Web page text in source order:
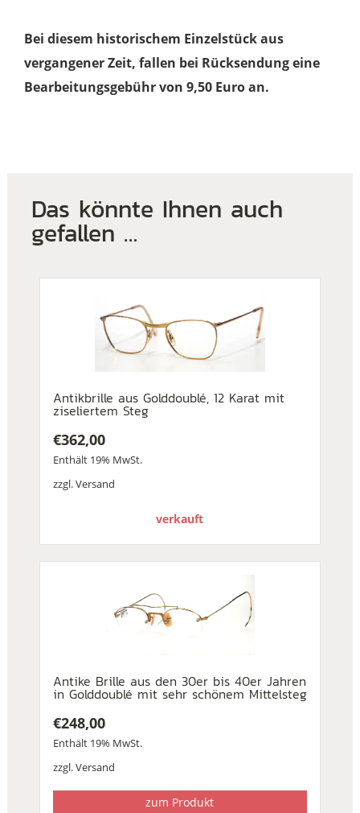
Bei diesem historischem Einzelstück aus
vergangener Zeit, fallen bei Rücksendung eine
Bearbeitungsgebühr von 9,50 Euro an.
Das könnte Ihnen auch
gefallen …
Antikbrille aus Golddoublé, 12 Karat mit
ziseliertem Steg
€362,00
Enthält 19% MwSt.
zzgl.Versand
verkauft
Antike Brille aus den 30er bis 40er Jahren
in Golddoublé mit sehr schönem Mittelsteg
€248,00
Enthält 19% MwSt.
zzgl.Versand
zum Produkt